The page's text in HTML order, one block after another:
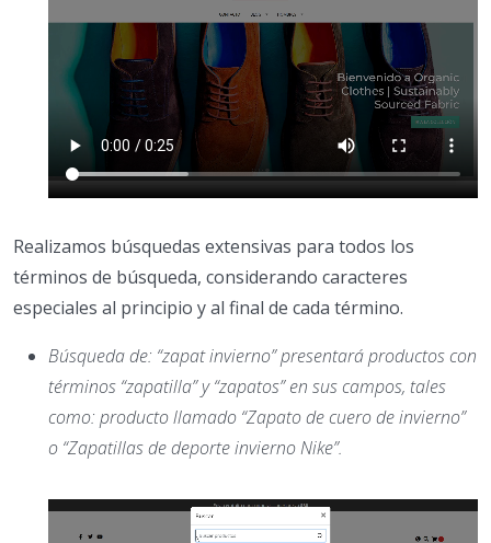
Realizamos búsquedas extensivas para todos los
términos de búsqueda, considerando caracteres
especiales al principio y al final de cada término.
Búsqueda de: “zapat invierno” presentará productos con
términos “zapatilla” y “zapatos” en sus campos, tales
como: producto llamado “Zapato de cuero de invierno”
o “Zapatillas de deporte invierno Nike”.